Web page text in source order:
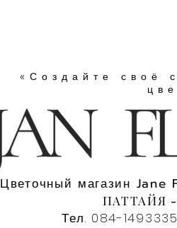
«Создайте своё
Цветочный магазин Jane
ПАТТАЙЯ
Тел. 084-